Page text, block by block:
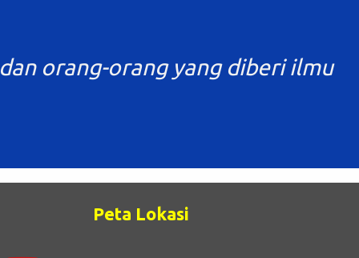
lahat"
Peta Lokasi